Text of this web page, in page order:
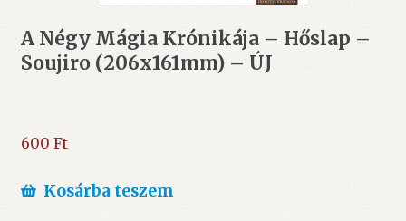
A Négy Mágia Krónikája – Hőslap –
Soujiro (206x161mm) – ÚJ
600 Ft
Kosárba teszem